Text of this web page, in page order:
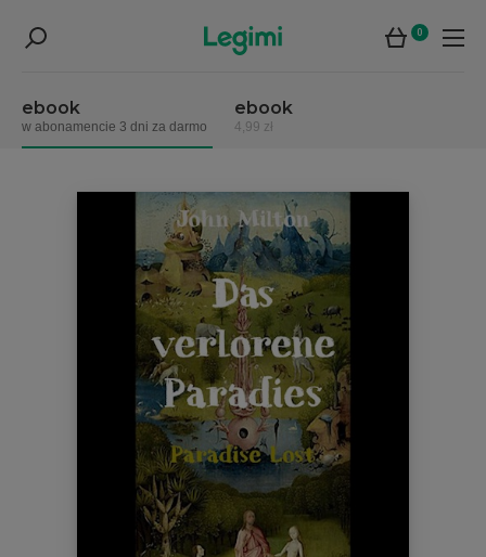
0
ebook
w abonamencie 3 dni za darmo
ebook
4,99 zł